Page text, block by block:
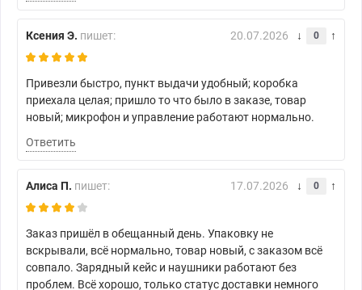
Ксения Э. пишет: 20.07.2026 0
Привезли быстро, пункт выдачи удобный; коробка
приехала целая; пришло то что было в заказе, товар
новый; микрофон и управление работают нормально.
Ответить
Алиса П. пишет: 17.07.2026 0
Заказ пришёл в обещанный день. Упаковку не
вскрывали, всё нормально, товар новый, с заказом всё
совпало. Зарядный кейс и наушники работают без
проблем. Всё хорошо, только статус доставки немного